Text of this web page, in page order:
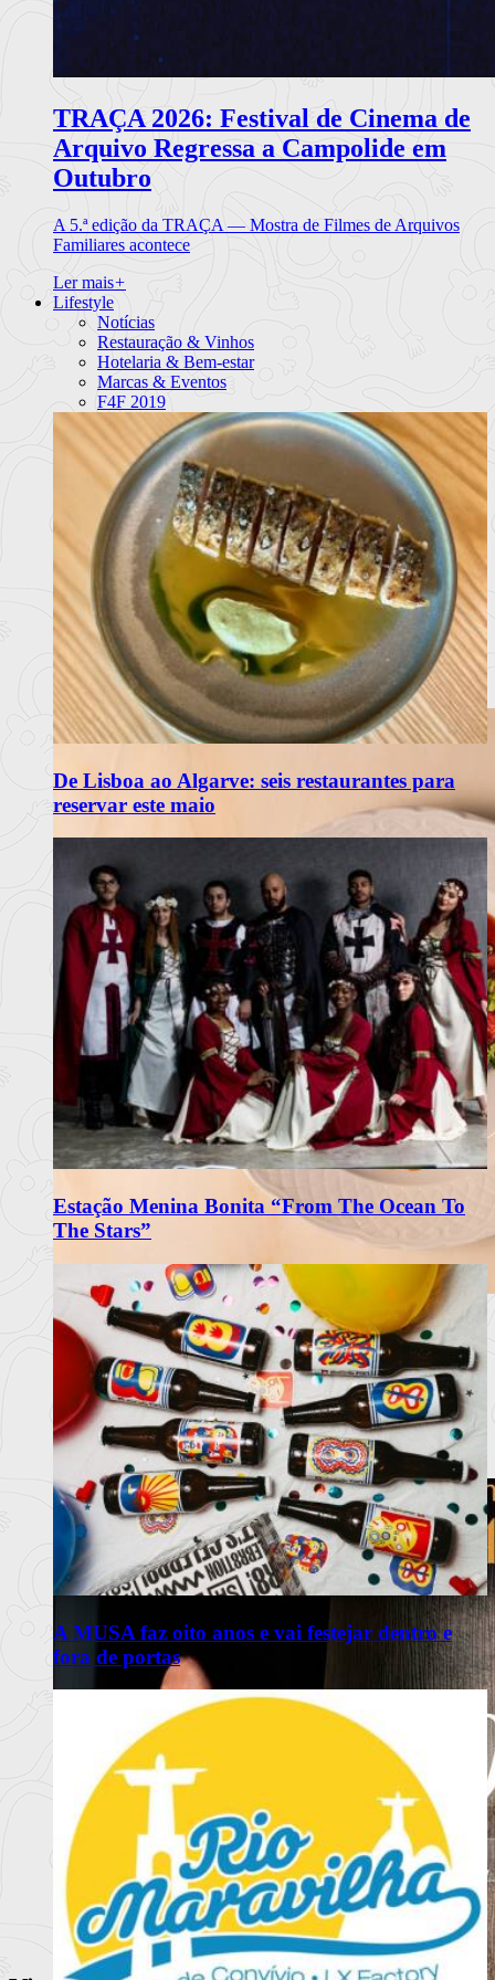
TRAÇA 2026: Festival de Cinema de
Arquivo Regressa a Campolide em
Outubro
A 5.ª edição da TRAÇA — Mostra de Filmes de Arquivos
Familiares acontece
Ler mais+
Lifestyle
Notícias
Restauração & Vinhos
Hotelaria & Bem-estar
Marcas & Eventos
F4F 2019
De Lisboa ao Algarve: seis restaurantes para
reservar este maio
Estação Menina Bonita “From The Ocean To
The Stars”
A MUSA faz oito anos e vai festejar dentro e
fora de portas
Matriarca Renova Carta de Verão
com Frescura e Sabores Portugueses
O restaurante Matriarca, no Porto, apresenta a sua nova carta
de verão 2
Ler mais+